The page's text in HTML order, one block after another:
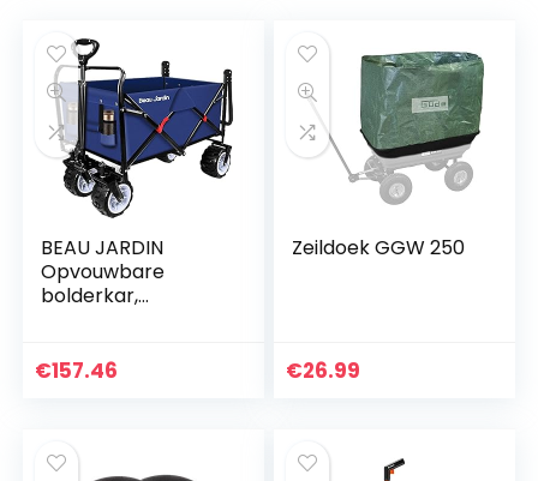
BEAU JARDIN
Opvouwbare
bolderkar,
draaibaar, picknick,
€157.46
Zeildoek GGW 250
€26.99